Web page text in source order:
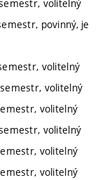
volitelný
povinný, je
volitelný
volitelný
volitelný
volitelný
volitelný
volitelný